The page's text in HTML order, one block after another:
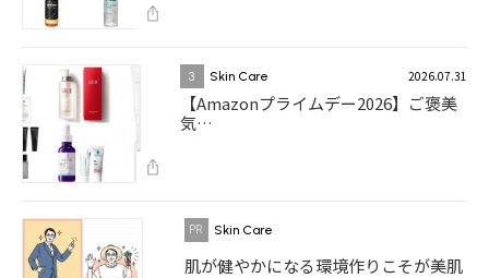
3 Skin Care 2026.07.31
【Amazonプライムデー2026】ご褒美
気…
Skin Care
肌が健やかになる環境作りこそが美肌